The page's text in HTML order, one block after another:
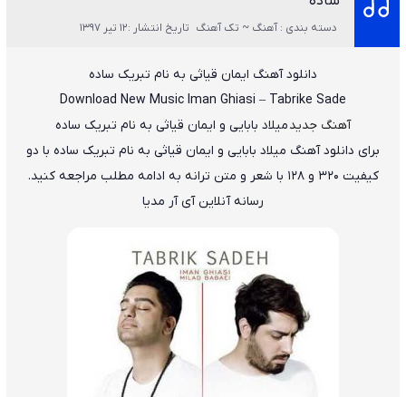
دسته بندی : آهنگ ~ تک آهنگ تاریخ انتشار :12 تیر 1397
دانلود آهنگ ایمان قیاثی به نام تبریک ساده
Download New Music Iman Ghiasi – Tabrike Sade
آهنگ جدیدمیلاد بابایی و ایمان قیاثی به نام تبریک ساده
برای دانلود آهنگ میلاد بابایی و ایمان قیاثی به نام تبریک ساده با دو
کیفیت ۳۲۰ و ۱۲۸ با شعر و متن ترانه به ادامه مطلب مراجعه کنید.
رسانه آنلاین آی آر مدیا